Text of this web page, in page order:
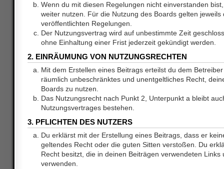
Wenn du mit diesen Regelungen nicht einverstanden
weiter nutzen. Für die Nutzung des Boards gelten jeweils
veröffentlichten Regelungen.
Der Nutzungsvertrag wird auf unbestimmte Zeit
ohne Einhaltung einer Frist jederzeit gekündigt werden.
2. EINRÄUMUNG VON NUTZUNGSRECHTEN
Mit dem Erstellen eines Beitrags erteilst du dem
räumlich unbeschränktes und unentgeltliches Recht,
Boards zu nutzen.
Das Nutzungsrecht nach Punkt 2, Unterpunkt a bleibt
Nutzungsvertrages bestehen.
3. PFLICHTEN DES NUTZERS
Du erklärst mit der Erstellung eines Beitrags, dass er
geltendes Recht oder die guten Sitten verstoßen. Du
Recht besitzt, die in deinen Beiträgen verwendeten Links
verwenden.